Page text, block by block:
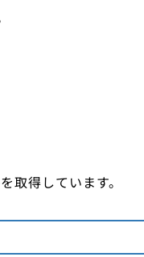
取得しています。